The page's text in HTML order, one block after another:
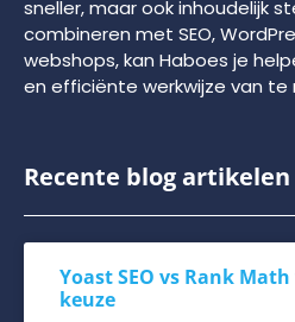
sneller, maar ook inhoudelijk
combineren met SEO,
webshops, kan Haboes je
en efficiënte werkwijze van te
Recente blog artikelen
Yoast SEO vs Rank Math
keuze